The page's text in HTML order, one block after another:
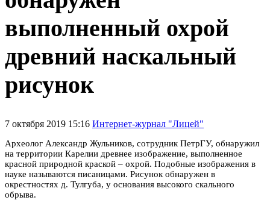
выполненный охрой
древний наскальный
рисунок
7 октября 2019 15:16 Интернет-журнал "Лицей"
Археолог Александр Жульников, сотрудник ПетрГУ, обнаружил
на территории Карелии древнее изображение, выполненное
красной природной краской – охрой. Подобные изображения в
науке называются писаницами. Рисунок обнаружен в
окрестностях д. Тулгуба, у основания высокого скального
обрыва.